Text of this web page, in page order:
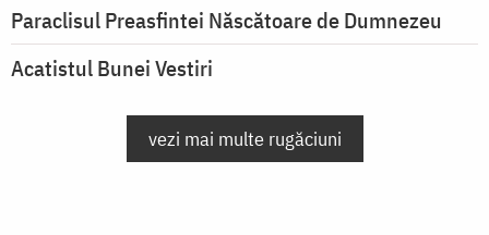
Paraclisul Preasfintei Născătoare de Dumnezeu
Acatistul Bunei Vestiri
vezi mai multe rugăciuni